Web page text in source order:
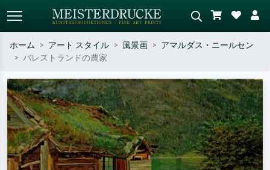
作家名・作品名・スタイルで検索
– 例：モネ、星月夜、印象派、北
斎の波、ヌード。
シーンを説明してください – 例：
緑の草原、赤の多い抽象画、暗い
油絵、木のそばの立ち姿のヌー
ド。
ホーム アート スタイル 風景画
アマルダス・ニールセン
バレストランドの農家